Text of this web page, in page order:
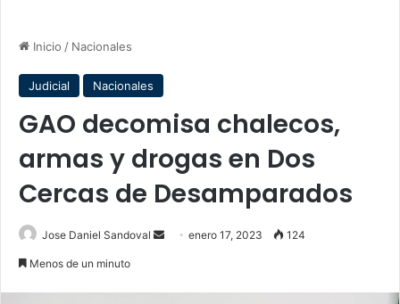
Inicio / Nacionales
Judicial Nacionales
GAO decomisa chalecos,
armas y drogas en Dos
Cercas de Desamparados
Jose Daniel Sandoval
Sendenero 17, 2023 124
Menos de un minuto